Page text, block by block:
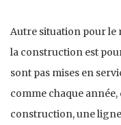
Autre situation pour le
la construction est
sont pas mises en
comme chaque
construction, une ligne